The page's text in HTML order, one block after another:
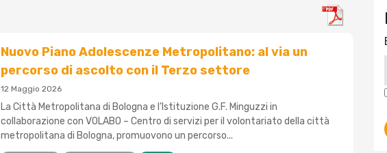
Nuovo Piano Adolescenze Metropolitano: al via un
percorso di ascolto con il Terzo settore
12 Maggio 2026
La Città Metropolitana di Bologna e l’Istituzione G.F. Minguzzi in
collaborazione con VOLABO – Centro di servizi per il volontariato della città
metropolitana di Bologna, promuovono un percorso...